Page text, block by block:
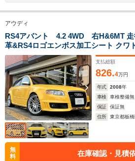
アウディ
RS4アバント 4.2 4WD 右H&6MT 走
革&RS4ロゴエンボス加工シート クワ
ミック・ライド・コントロール)純正
ボントリム カロッツェリアナビ/TV/B
続 Fドラレコ
支払総額
826.4万円
年式 2008年
車検
車検整備無
保証
保証無
住所
東京都板
無
料
在庫確認・見積